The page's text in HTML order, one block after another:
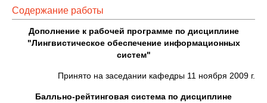
Содержание работы
Дополнение к рабочей программе по дисциплине
"Лингвистическое обеспечение информационных
систем"
Принято на заседании кафедры 11 ноября 2009 г.
Балльно-рейтинговая система по дисциплине